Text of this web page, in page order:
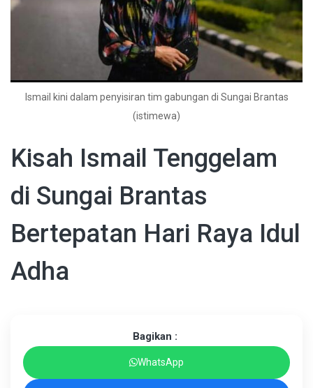
Ismail kini dalam penyisiran tim gabungan di Sungai Brantas
(istimewa)
Kisah Ismail Tenggelam
di Sungai Brantas
Bertepatan Hari Raya Idul
Adha
Bagikan :
WhatsApp